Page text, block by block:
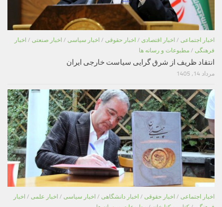
اخبار اجتماعی / اخبار اقتصادی / اخبار حقوقی / اخبار سیاسی / اخبار صنعتی / اخبار
فرهنگی / مطبوعات و رسانه ها
انتقاد ظریف از شرق گرایی سیاست خارجی ایران
مرداد 14, 1405
اخبار اجتماعی / اخبار حقوقی / اخبار دانشگاهی / اخبار سیاسی / اخبار علمی / اخبار